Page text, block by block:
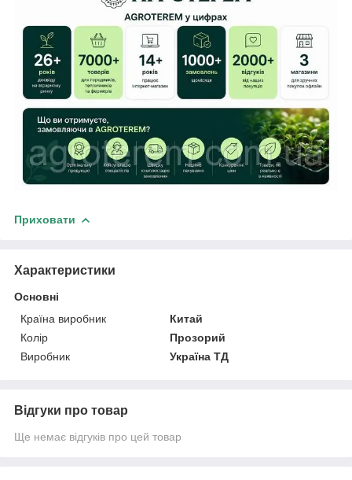
Приховати
Характеристики
Основні
Країна виробник
Китай
Колір
Прозорий
Виробник
Україна ТД
Відгуки про товар
Ще немає відгуків про цей товар